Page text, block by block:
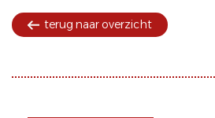
terug naar overzicht